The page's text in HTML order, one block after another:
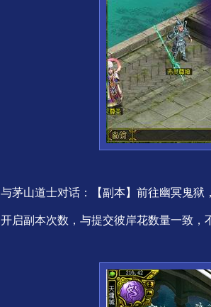
与茅山道士对话：【副本】前往幽冥鬼
开启副本次数，与提交彼岸花数量一致，